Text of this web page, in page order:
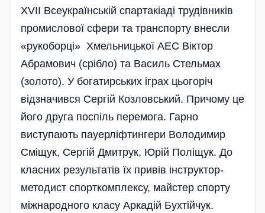
XVII Все­українській спартакіаді трудівників
промислової сфери та транспорту внесли
«рукоборці» Хмельницької АЕС Віктор
Абрамович (срібло) та Василь Стельмах
(золото). У богатирських іграх цьогоріч
відзначився Сергій Козловський. Причому це
його друга поспіль перемога. Гарно
виступають пауер­ліфтингери Володимир
Сміщук, Сергій Дмитрук, Юрій Полі­щук. До
класних резу­льтатів їх привів інст­руктор-
метод­ист спорткомплексу, май­стер спорту
міжнародного класу Аркадій Бухтійч­ук.